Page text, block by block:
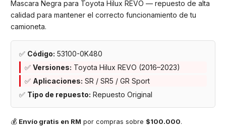
Mascara Negra para Toyota Hilux REVO — repuesto de alta
calidad para mantener el correcto funcionamiento de tu
camioneta.
✅ Código: 53100-0K480
✅ Versiones: Toyota Hilux REVO (2016–2023)
✅ Aplicaciones: SR / SR5 / GR Sport
✅ Tipo de repuesto: Repuesto Original
💰 Envío gratis en RM por compras sobre $100.000.